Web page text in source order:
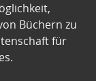
Büchern zu
für